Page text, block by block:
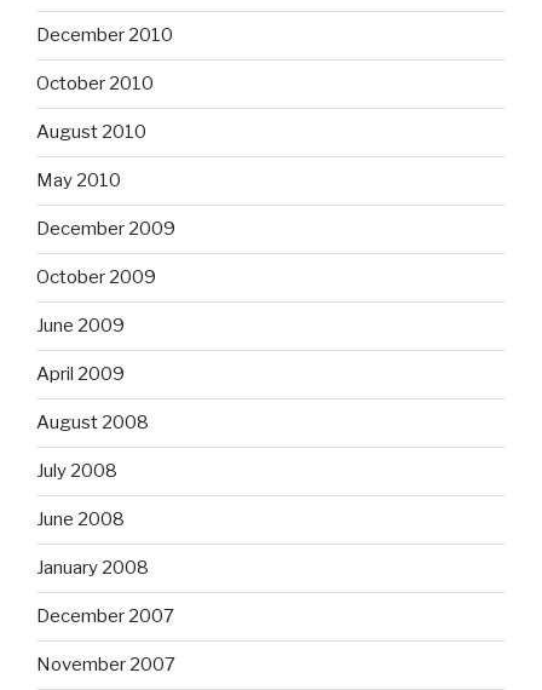
December 2010
October 2010
August 2010
May 2010
December 2009
October 2009
June 2009
April 2009
August 2008
July 2008
June 2008
January 2008
December 2007
November 2007